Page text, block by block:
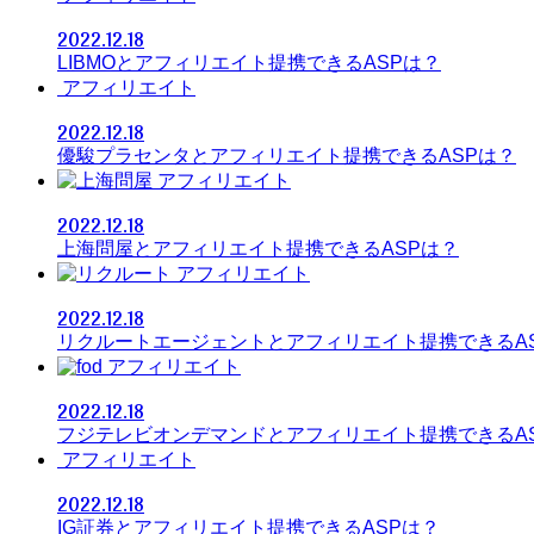
2022.12.18
LIBMOとアフィリエイト提携できるASPは？
アフィリエイト
2022.12.18
優駿プラセンタとアフィリエイト提携できるASPは？
アフィリエイト
2022.12.18
上海問屋とアフィリエイト提携できるASPは？
アフィリエイト
2022.12.18
リクルートエージェントとアフィリエイト提携できる
アフィリエイト
2022.12.18
フジテレビオンデマンドとアフィリエイト提携できる
アフィリエイト
2022.12.18
IG証券とアフィリエイト提携できるASPは？